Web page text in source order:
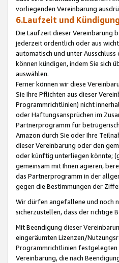
vorliegenden Vereinbarung
6.Laufzeit und Kündigung
Die Laufzeit dieser Vereinbarung
jederzeit ordentlich oder aus
automatisch und unter
können kündigen, indem Sie sich
auswählen.
Ferner können wir diese
Sie Ihre Pflichten aus dieser
Programmrichtlinien) nicht
oder Haftungsansprüchen im
Partnerprogramm für
Amazon durch Sie oder Ihre
dieser Vereinbarung oder den
oder künftig unterliegen könnte;
gemeinsam mit Ihnen agieren,
das Partnerprogramm in der
gegen die Bestimmungen der
Wir dürfen angefallene und noch
sicherzustellen, dass der richtige
Mit Beendigung dieser
eingeräumten Lizenzen/
Programmrichtlinien festgelegten
Vereinbarung, die nach